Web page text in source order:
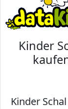
Kinder
Kinder